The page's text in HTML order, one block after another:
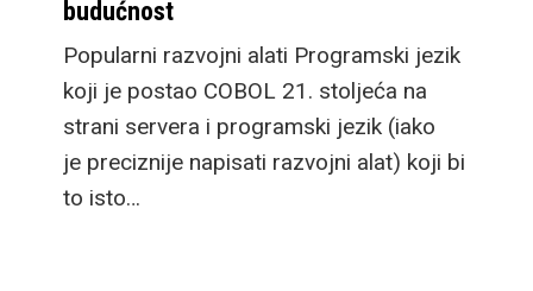
budućnost
Popularni razvojni alati Programski jezik
koji je postao COBOL 21. stoljeća na
strani servera i programski jezik (iako
je preciznije napisati razvojni alat) koji bi
to isto…